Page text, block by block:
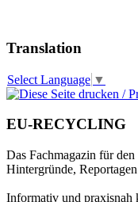
Translation
Select Language ▼
EU-RECYCLING
Das Fachmagazin für
Hintergründe,
Informativ und praxisnah